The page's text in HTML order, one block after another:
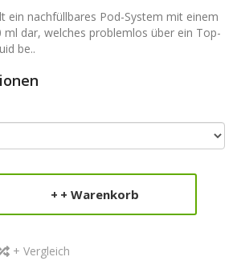
ein nachfüllbares Pod-System mit einem
ml dar, welches problemlos über ein Top-
be..
+ Warenkorb
+ Vergleich